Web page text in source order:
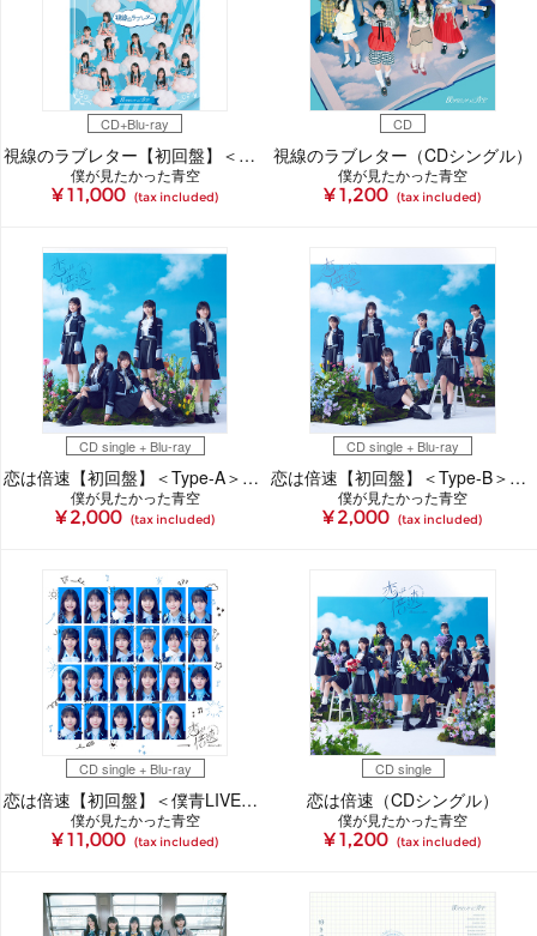
CD+Blu-ray
視線のラブレター【初回盤】＜僕青LIVE盤＞（CDシングル＋Blu-ray）
僕が見たかった青空
¥ 11,000 (tax included)
CD
視線のラブレター（CDシングル）
僕が見たかった青空
¥ 1,200 (tax included)
CD single + Blu-ray
恋は倍速【初回盤】＜Type-A＞（CDシングル＋Blu-ray）
僕が見たかった青空
¥ 2,000 (tax included)
CD single + Blu-ray
恋は倍速【初回盤】＜Type-B＞（CDシングル＋Blu-ray）
僕が見たかった青空
¥ 2,000 (tax included)
CD single + Blu-ray
恋は倍速【初回盤】＜僕青LIVE盤＞（CDシングル＋Blu-ray）
僕が見たかった青空
¥ 11,000 (tax included)
CD single
恋は倍速（CDシングル）
僕が見たかった青空
¥ 1,200 (tax included)